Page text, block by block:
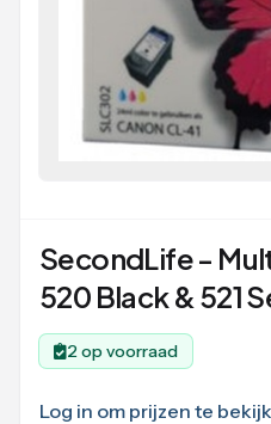
SecondLife -
520 Black & 521
2 op voorraad
Log in om prijzen te